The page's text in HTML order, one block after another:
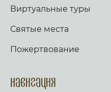
Виртуальные туры
Святые места
Пожертвование
Навигация